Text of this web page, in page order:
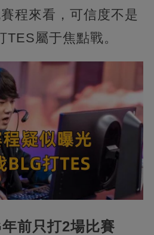
程來看，可信度不是
屬于焦點戰。
前只打2場比賽